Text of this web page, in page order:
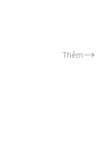
thêm Vợ
]A
]n Thái
].
Thêm